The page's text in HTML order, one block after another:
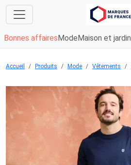
Bonnes affaires Mode Maison et jardin
Accueil Produits Mode Vêtements